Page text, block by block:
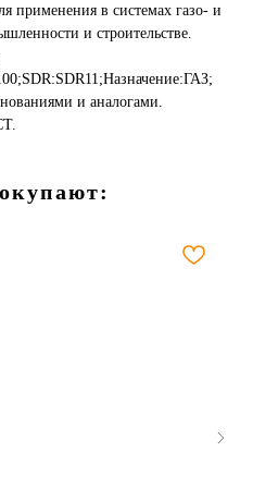
применения в системах газо- и
и строительстве.
и аналогами.